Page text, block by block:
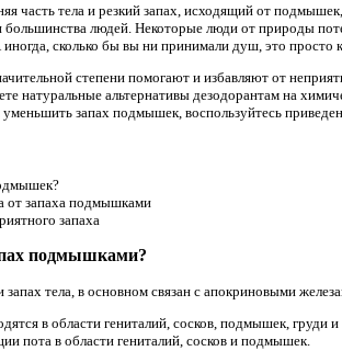
часть тела и резкий запах, исходящий от подмышек,
большинства людей. Некоторые люди от природы
иногда, сколько бы вы ни принимали душ, это просто
степени помогают и избавляют от
натуральные альтернативы дезодорантам на
запах подмышек, воспользуйтесь
от запаха подмышками
запаха
подмышками?
тела, в основном связан с апокриновыми
в области гениталий, сосков, подмышек,
пота в области гениталий, сосков и подмышек.